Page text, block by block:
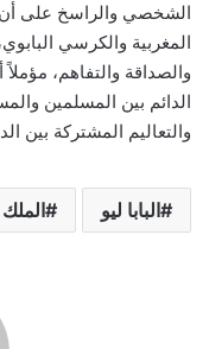
الشخصي والراسخ على أن
المغربية والكرسي
والصداقة والتفاهم،
الدائم بين المسلمين
والتعاليم المشتركة بين
البابا ليو